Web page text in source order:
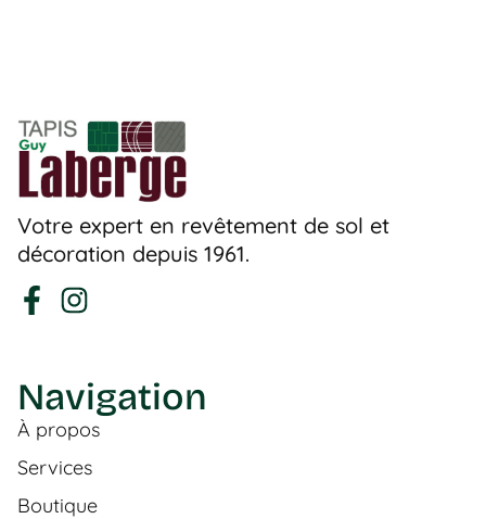
Votre expert en revêtement de sol et
décoration depuis 1961.
Navigation
À propos
Services
Boutique